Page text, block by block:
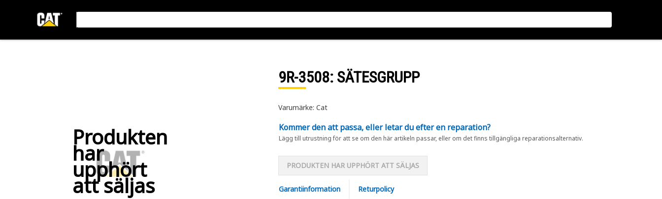
Produkten
har
upphört
att säljas
9R-3508: SÄTESGRUPP
Varumärke: Cat
Kommer den att passa, eller letar du efter en reparation?
Lägg till utrustning för att se om den här artikeln passar, eller om det finns tillgängliga reparationsalternativ.
PRODUKTEN HAR UPPHÖRT ATT SÄLJAS
Garantiinformation Returpolicy